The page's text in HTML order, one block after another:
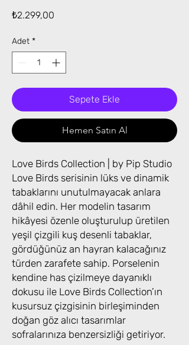
₺2.299,00
Adet *
Sepete Ekle
Hemen Satın Al
Love Birds Collection | by Pip Studio
Love Birds serisinin lüks ve dinamik
tabaklarını unutulmayacak anlara
dâhil edin. Her modelin tasarım
hikâyesi özenle oluşturulup üretilen
yeşil çizgili kuş desenli tabaklar,
gördüğünüz an hayran kalacağınız
türden zarafete sahip. Porselenin
kendine has çizilmeye dayanıklı
dokusu ile Love Birds Collection’ın
kusursuz çizgisinin birleşiminden
doğan göz alıcı tasarımlar
sofralarınıza benzersizliği getiriyor.